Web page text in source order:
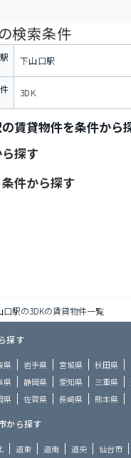
検索条件
下山口駅
3DK
賃貸物件を条件から
探す
件から探す
口駅の3DKの賃貸物件一覧
探す
県 岩手県 宮城県 秋田県
県 静岡県 愛知県 三重県
県 佐賀県 長崎県 熊本県
から探す
道東 道南 道央 仙台市